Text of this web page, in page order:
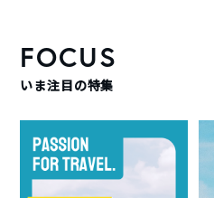
FOCUS
いま注目の特集